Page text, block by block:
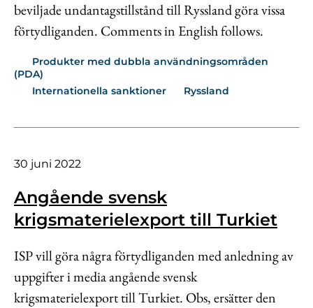
beviljade undantagstillstånd till Ryssland göra vissa
förtydliganden. Comments in English follows.
Produkter med dubbla användningsområden
(PDA)
Internationella sanktioner
Ryssland
30 juni 2022
Angående svensk
krigsmaterielexport till Turkiet
ISP vill göra några förtydliganden med anledning av
uppgifter i media angående svensk
krigsmaterielexport till Turkiet. Obs, ersätter den